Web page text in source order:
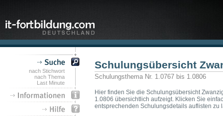
nach Stichwort
nach Thema
Last Minute
Schulungsübersicht
Schulungsthema Nr. 1.0767 bis 1.0806
Hier finden Sie die Schulungsübersicht
1.0806 übersichtlich aufzeigt. Klicken Sie
entsprechenden Schulungsdetails auflisten zu